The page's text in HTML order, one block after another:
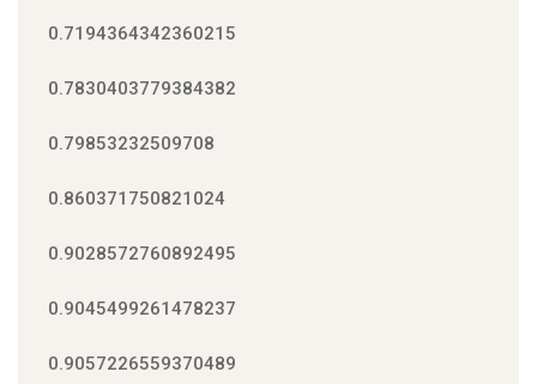
0.7194364342360215
0.7830403779384382
0.79853232509708
0.860371750821024
0.9028572760892495
0.9045499261478237
0.9057226559370489